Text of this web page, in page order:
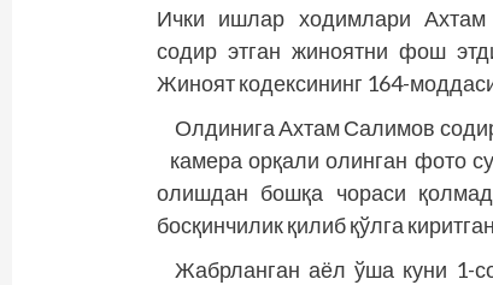
Ички ишлар ходимлари Ахтам
содир этган жиноятни фош
Жиноят кодексининг 164-
Олдинига Ахтам Салимов
камера орқали олинган фото
олишдан бошқа чораси
босқинчилик қилиб қўлга
Жабрланган аёл ўша куни 1-